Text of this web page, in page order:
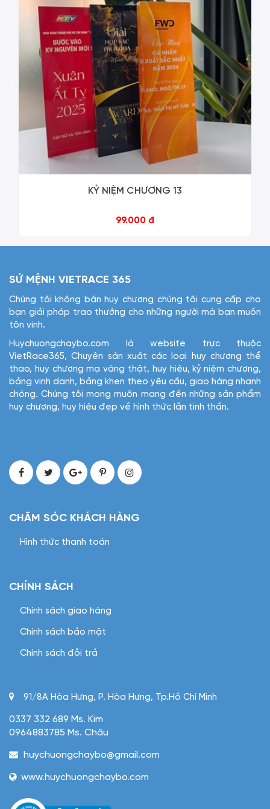
KỶ NIỆM CHƯƠNG 13
99.000 đ
SỨ MỆNH VIETRACE 365
Chúng tôi không bán huy chương chúng tôi cung cấp cho
bạn giải pháp trao thưởng cho những người mà bạn muốn
tôn vinh.
Huychuongchaybo.com là website trực thuộc
VietRace365, Chuyên sản xuất các loại huy chương thể
thao, huy chương mạ vàng thật, huy hiệu, kỷ niệm chương,
bảng vinh danh, bảng khen theo yêu cầu, giao hàng nhanh
chóng. Chúng tôi mong muốn mang đến những sản phẩm
huy chương, huy hiệu đẹp về hình thức lẫn tinh thần.
CHĂM SÓC KHÁCH HÀNG
Hình thức thanh toán
CHÍNH SÁCH
Chính sách giao hàng
Chính sách bảo mật
Chính sách đỗi trả
91/8A Hòa Hưng, P. Hòa Hưng, Tp.Hồ Chí Minh
0337 332 689 Ms. Kim
0964883785 Ms. Châu
huychuongchaybo@gmail.com
www.huychuongchaybo.com